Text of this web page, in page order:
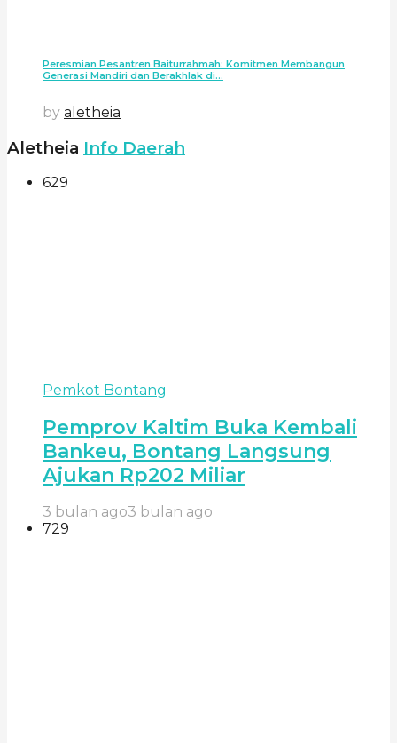
Peresmian Pesantren Baiturrahmah: Komitmen Membangun
Generasi Mandiri dan Berakhlak di...
by aletheia
Aletheia Info Daerah
629
Pemkot Bontang
Pemprov Kaltim Buka Kembali
Bankeu, Bontang Langsung
Ajukan Rp202 Miliar
3 bulan ago3 bulan ago
729